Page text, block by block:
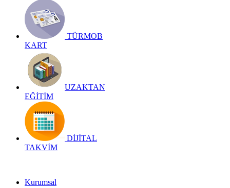
TÜRMOB
KART
UZAKTAN
EĞİTİM
DİJİTAL
TAKVİM
Kurumsal